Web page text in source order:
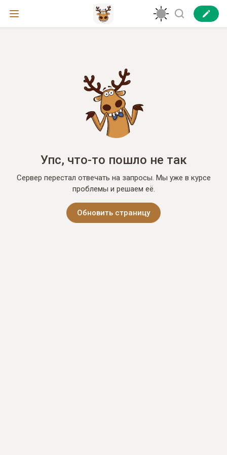
Упс, что-то пошло не так
Сервер перестал отвечать на запросы. Мы уже в курсе
проблемы и решаем её.
Обновить страницу